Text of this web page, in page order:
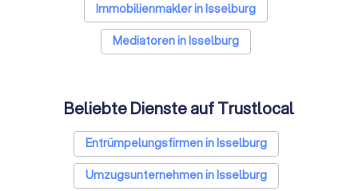
Immobilienmakler in Isselburg
Mediatoren in Isselburg
Beliebte Dienste auf Trustlocal
Entrümpelungsfirmen in Isselburg
Umzugsunternehmen in Isselburg